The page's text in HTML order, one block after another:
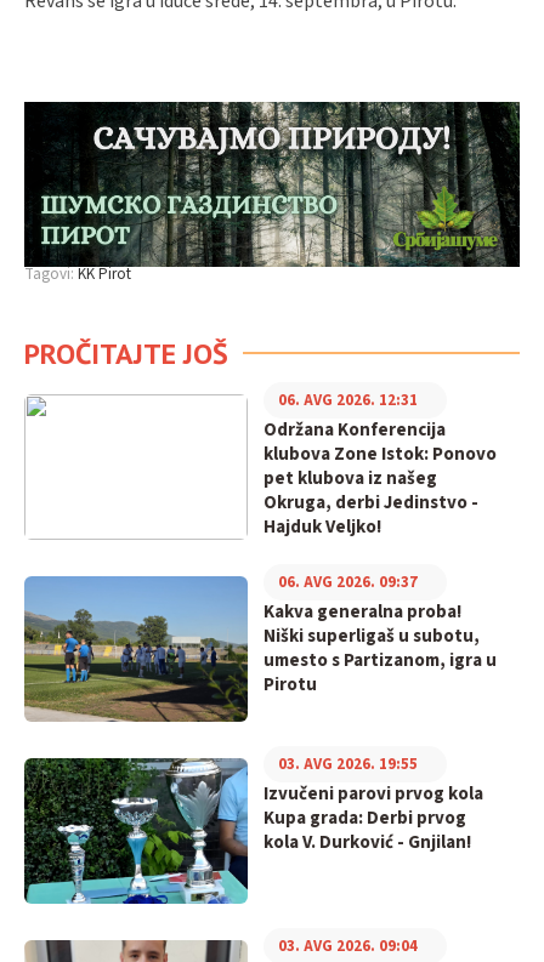
Tagovi:KK Pirot
PROČITAJTE JOŠ
Održana Konferencija
klubova Zone Istok: Ponovo
pet klubova iz našeg
Okruga, derbi Jedinstvo -
Hajduk Veljko!
06. AVG 2026. 12:31
Kakva generalna proba!
Niški superligaš u subotu,
umesto s Partizanom, igra u
Pirotu
06. AVG 2026. 09:37
Izvučeni parovi prvog kola
Kupa grada: Derbi prvog
kola V. Durković - Gnjilan!
03. AVG 2026. 19:55
03. AVG 2026. 09:04